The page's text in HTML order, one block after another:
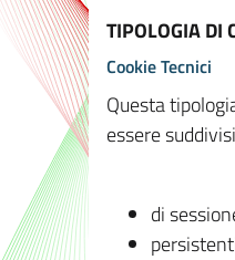
TIPOLOGIA DI
Cookie Tecnici
Questa
essere
di